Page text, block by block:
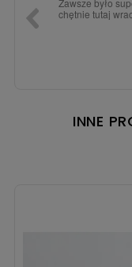
Zawsze było
chętnie tutaj
INNE